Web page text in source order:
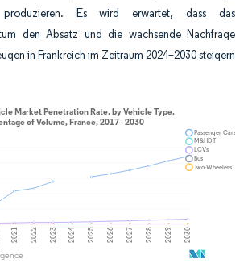
Es wird erwartet, dass das
den Absatz und die wachsende Nachfrage
in Frankreich im Zeitraum 2024–2030 steigern